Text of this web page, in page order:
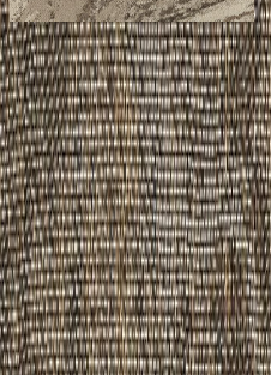
サンプル請求
利用事例